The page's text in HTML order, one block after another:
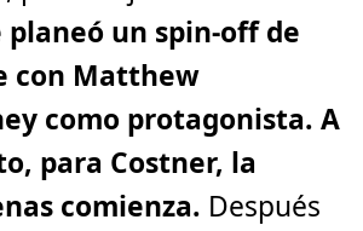
planeó un spin-off de
con Matthew
como protagonista. A
para Costner, la
comienza. Después